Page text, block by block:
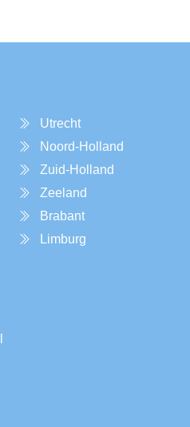
Utrecht
Noord-Holland
Zuid-Holland
Zeeland
Brabant
Limburg